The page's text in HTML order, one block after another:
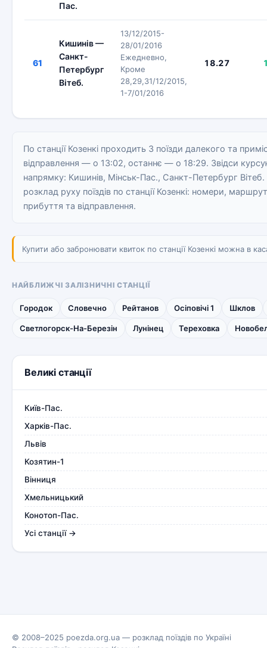
Пас.
61
Кишинів —
Санкт-
Петербург
Вітеб.
13/12/2015-
28/01/2016
Ежедневно,
Кроме
28,29,31/12/2015,
1-7/01/2016
18.27
По станції Козенкі проходить 3 поїзди далекого та
відправлення — о 13:02, останнє — о 18:29. Звідси
напрямку: Кишинів, Мінськ-Пас., Санкт-Петербург
розклад руху поїздів по станції Козенкі: номери,
прибуття та відправлення.
Купити або забронювати квиток по станції Козенкі можна в
НАЙБЛИЖЧІ ЗАЛІЗНИЧНІ СТАНЦІЇ
Городок Словечно Рейтанов Осіповічі 1 Шклов
Светлогорск-На-Березін Лунінец Тереховка
Великі станції
Київ-Пас.
Харків-Пас.
Львів
Козятин-1
Вінниця
Хмельницький
Конотоп-Пас.
Усі станції →
© 2008–2025 poezda.org.ua — розклад поїздів по Україні